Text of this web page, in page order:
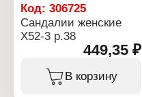
Код: 306725
Сандалии женские
Х52-3 р.38
449,35 ₽
В корзину